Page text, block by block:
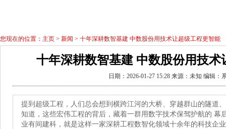
您现在的位置： 主页 > 新闻 > 十年深耕数智基建 中数股份用技术让超级工程更智能
十年深耕数智基建 中数股份用技术
日期：2026-01-27 15:28 来源：未知 编辑：
提到超级工程，人们总会想到横跨江河的大桥、穿越群山的隧道
知道，这些宏伟工程的背后，藏着一群用数字技术保驾护航的 幕
业有间建科，就是这样一家深耕工程数智化领域十余年的科技企